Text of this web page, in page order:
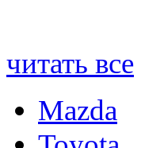
читать все
Mazda